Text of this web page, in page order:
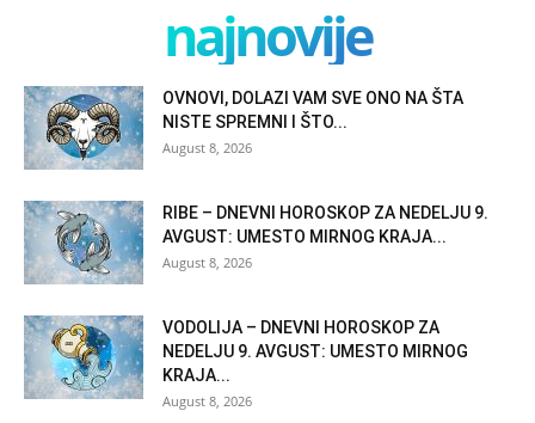
najnovije
OVNOVI, DOLAZI VAM SVE ONO NA ŠTA
NISTE SPREMNI I ŠTO...
August 8, 2026
RIBE – DNEVNI HOROSKOP ZA NEDELJU 9.
AVGUST: UMESTO MIRNOG KRAJA...
August 8, 2026
VODOLIJA – DNEVNI HOROSKOP ZA
NEDELJU 9. AVGUST: UMESTO MIRNOG
KRAJA...
August 8, 2026